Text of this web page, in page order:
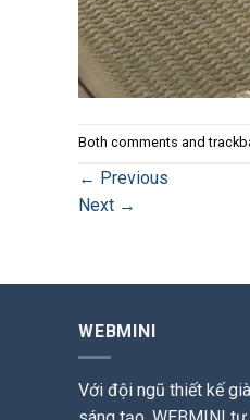
Both comments and
← Previous
Next →
WEBMINI
Với đội ngũ thiết kế